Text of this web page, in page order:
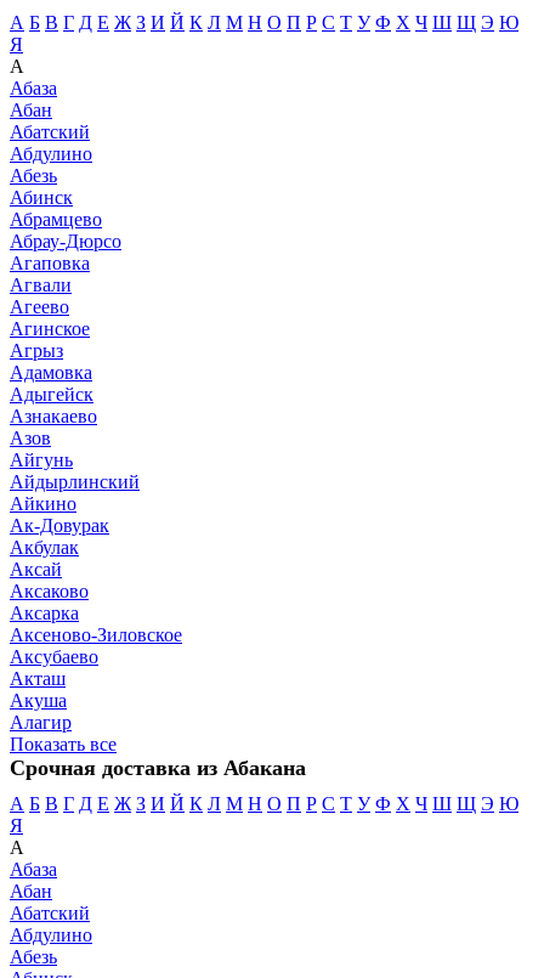
А Б В Г Д Е Ж З И Й К Л М Н О П Р С Т У Ф Х Ч Ш Щ Э Ю
Я
А
Абаза
Абан
Абатский
Абдулино
Абезь
Абинск
Абрамцево
Абрау-Дюрсо
Агаповка
Агвали
Агеево
Агинское
Агрыз
Адамовка
Адыгейск
Азнакаево
Азов
Айгунь
Айдырлинский
Айкино
Ак-Довурак
Акбулак
Аксай
Аксаково
Аксарка
Аксеново-Зиловское
Аксубаево
Акташ
Акуша
Алагир
Показать все
Срочная доставка из Абакана
А Б В Г Д Е Ж З И Й К Л М Н О П Р С Т У Ф Х Ч Ш Щ Э Ю
Я
А
Абаза
Абан
Абатский
Абдулино
Абезь